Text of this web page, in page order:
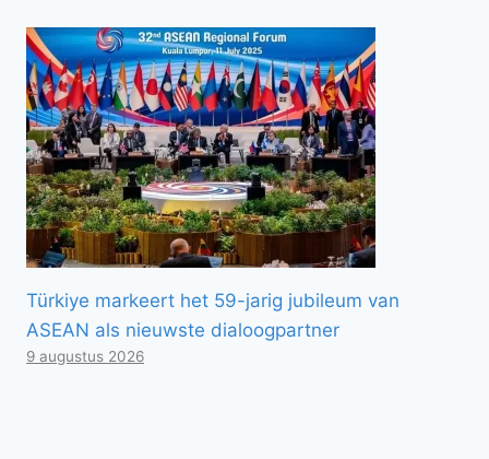
Türkiye markeert het 59-jarig jubileum van
ASEAN als nieuwste dialoogpartner
9 augustus 2026